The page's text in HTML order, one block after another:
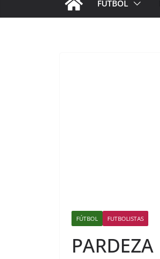
FÚTBOL
FÚTBOL FUTBOLISTAS
PARDEZA